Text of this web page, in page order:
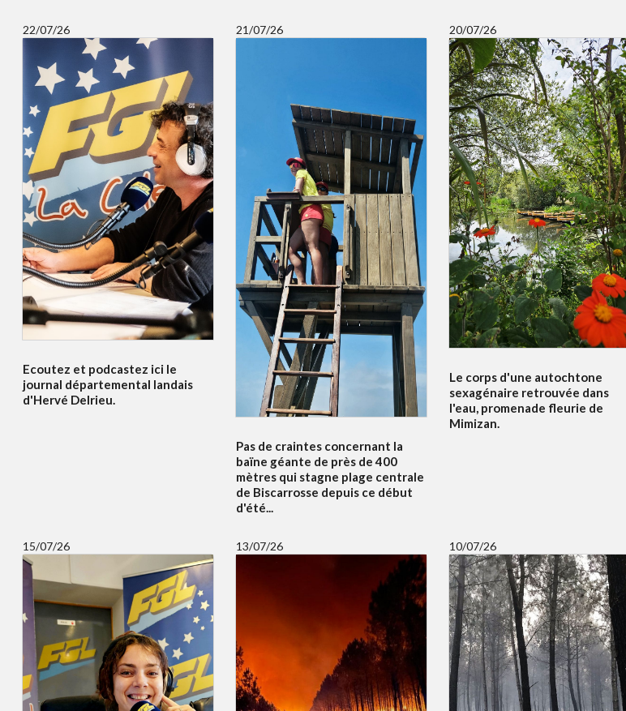
22/07/26
Ecoutez et podcastez ici le
journal départemental landais
d'Hervé Delrieu.
21/07/26
Pas de craintes concernant la
baïne géante de près de 400
mètres qui stagne plage centrale
de Biscarrosse depuis ce début
d'été...
20/07/26
Le corps d'une autochtone
sexagénaire retrouvée dans
l'eau, promenade fleurie de
Mimizan.
15/07/26 13/07/26 10/07/26